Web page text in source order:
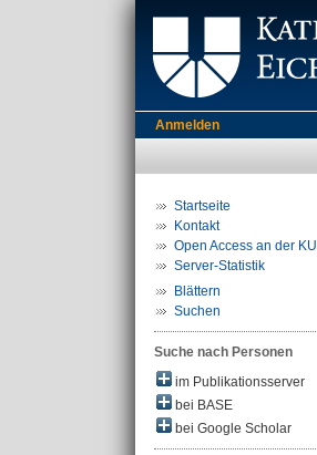
Anmelden
Startseite
Kontakt
Open Access an der KU
Server-Statistik
Blättern
Suchen
Suche nach Personen
im Publikationsserver
bei BASE
bei Google Scholar